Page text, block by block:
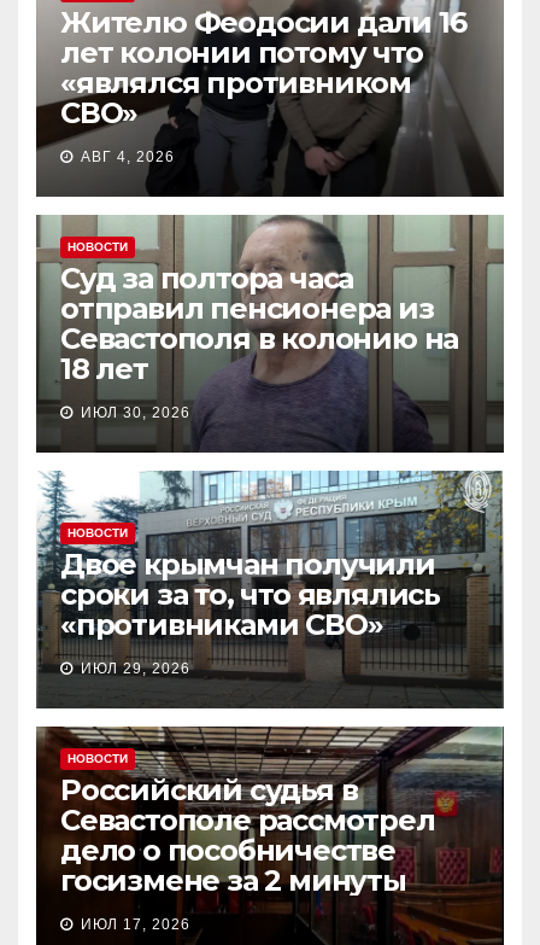
Жителю Феодосии дали 16
лет колонии потому что
«являлся противником
СВО»
АВГ 4, 2026
НОВОСТИ
Суд за полтора часа
отправил пенсионера из
Севастополя в колонию на
18 лет
ИЮЛ 30, 2026
НОВОСТИ
Двое крымчан получили
сроки за то, что являлись
«противниками СВО»
ИЮЛ 29, 2026
НОВОСТИ
Российский судья в
Севастополе рассмотрел
дело о пособничестве
госизмене за 2 минуты
ИЮЛ 17, 2026